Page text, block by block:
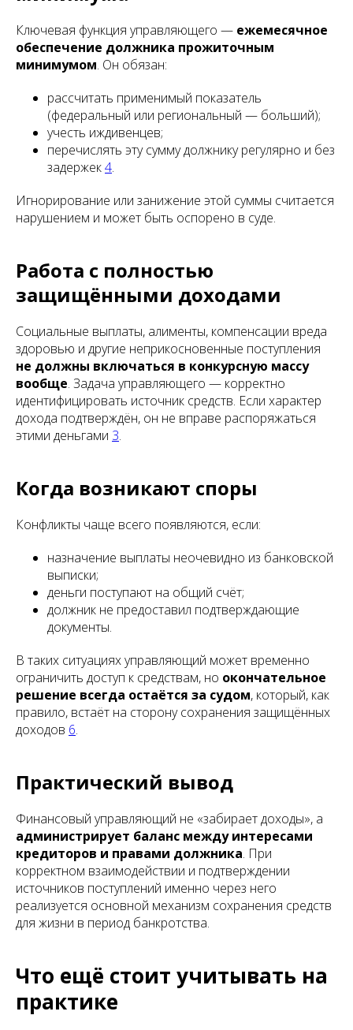
Ключевая функция управляющего — ежемесячное
обеспечение должника прожиточным
минимумом. Он обязан:
рассчитать применимый показатель
(федеральный или региональный — больший);
учесть иждивенцев;
перечислять эту сумму должнику регулярно и без
задержек4.
Игнорирование или занижение этой суммы считается
нарушением и может быть оспорено в суде.
Работа с полностью
защищёнными доходами
Социальные выплаты, алименты, компенсации вреда
здоровью и другие неприкосновенные поступления
не должны включаться в конкурсную массу
вообще. Задача управляющего — корректно
идентифицировать источник средств. Если характер
дохода подтверждён, он не вправе распоряжаться
этими деньгами 3.
Когда возникают споры
Конфликты чаще всего появляются, если:
назначение выплаты неочевидно из банковской
выписки;
деньги поступают на общий счёт;
должник не предоставил подтверждающие
документы.
В таких ситуациях управляющий может временно
ограничить доступ к средствам, но окончательное
решение всегда остаётся за судом, который, как
правило, встаёт на сторону сохранения защищённых
доходов 6.
Практический вывод
Финансовый управляющий не «забирает доходы», а
администрирует баланс между интересами
кредиторов и правами должника. При
корректном взаимодействии и подтверждении
источников поступлений именно через него
реализуется основной механизм сохранения средств
для жизни в период банкротства.
Что ещё стоит учитывать на
практике